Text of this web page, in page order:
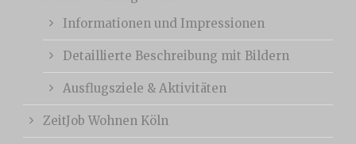
Informationen und Impressionen
Detaillierte Beschreibung mit Bildern
Ausflugsziele & Aktivitäten
ZeitJob Wohnen Köln